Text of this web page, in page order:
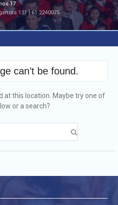
17
131 | 61 2240075
can’t be found.
at this location. Maybe try one of
or a search?